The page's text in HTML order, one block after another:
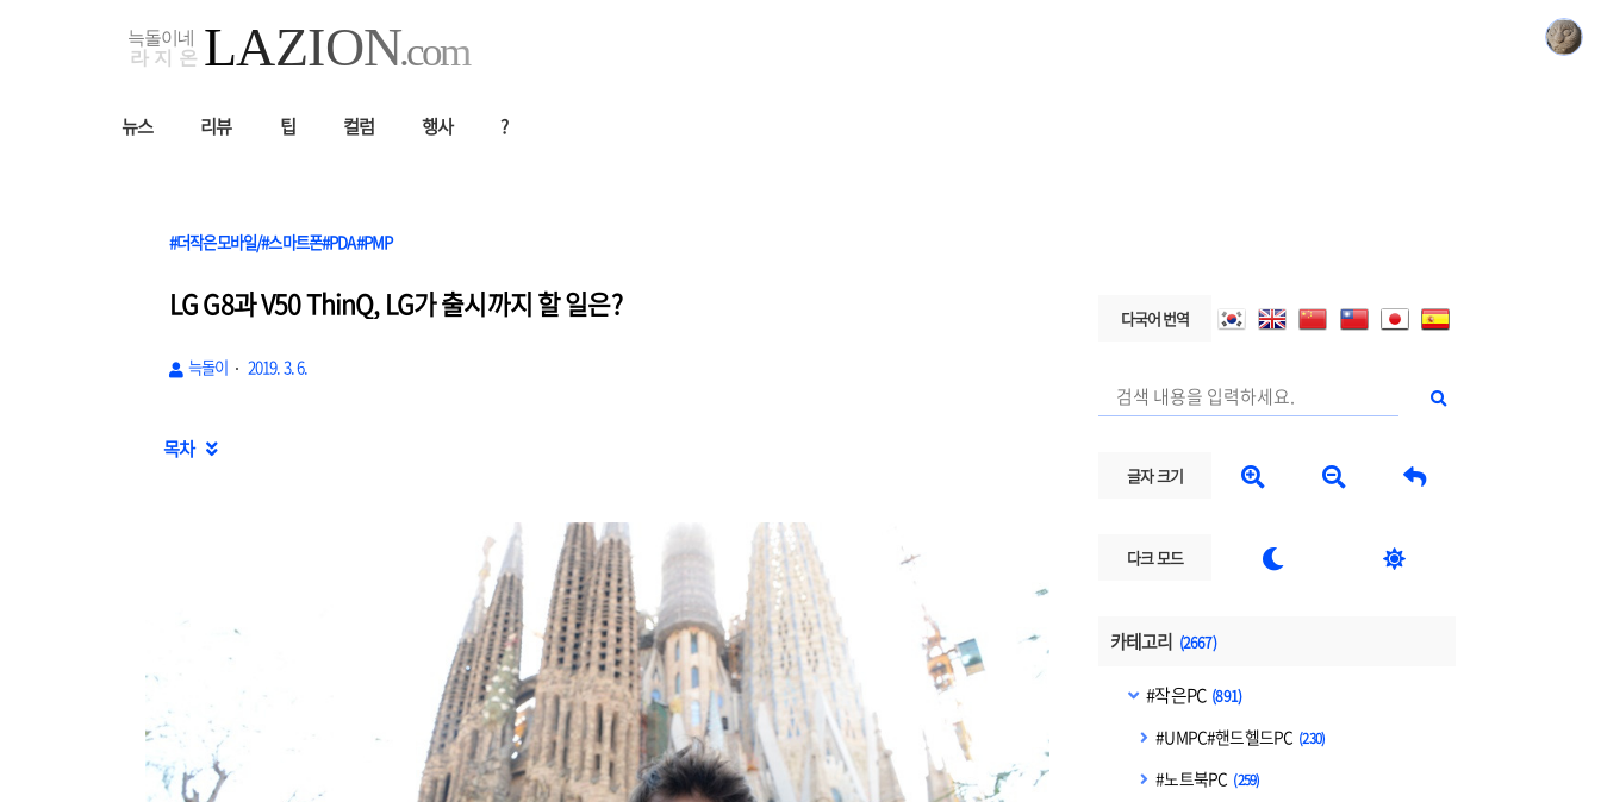
뉴스 리뷰 팁 컬럼 행사 ?
다국어 번역
글자 크기   
다크 모드  
카테고리 (2667)
#작은PC (891)
#UMPC#핸드헬드PC (230)
#노트북PC (259)
#더작은모바일/#스마트폰#PDA#PMP
LG G8과 V50 ThinQ, LG가 출시까지 할 일은?
늑돌이 2019. 3. 6.
목차 